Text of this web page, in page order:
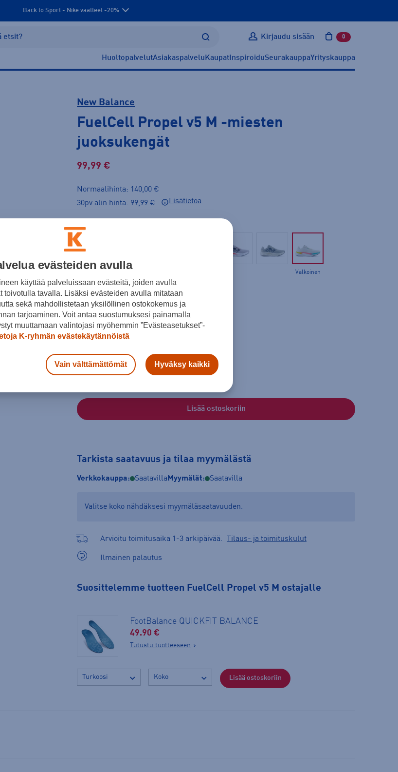
Back to Sport - Nike vaatteet -20%
Kirjaudu sisään 0 tuotetta
HuoltopalvelutAsiakaspalvelu Kaupat InspiroiduSeurakauppaYrityskauppa
New Balance
FuelCell Propel v5 M -miesten
juoksukengät
99,99 €
Normaalihinta: 140,00 €
30pv alin hinta: 99,99 €
Lisätietoa
Väri
Valkoinen
Koko
Kokotaulukko
Lisää ostoskoriin
Tarkista saatavuus ja tilaa myymälästä
Verkkokauppa: Saatavilla Myymälät: Saatavilla
Valitse koko nähdäksesi myymäläsaatavuuden.
Arvioitu toimitusaika 1-3 arkipäivää. Tilaus- ja toimituskulut
Ilmainen palautus
Suosittelemme tuotteen FuelCell Propel v5 M ostajalle
FootBalance QUICKFIT BALANCE
49.90 €
Tutustu tuotteeseen
Lisää ostoskoriin
evästeiden avulla
käyttää palveluissaan evästeitä, joiden avulla
toivotulla tavalla. Lisäksi evästeiden avulla mitataan
sekä mahdollistetaan yksilöllinen ostokokemus ja
tarjoaminen. Voit antaa suostumuksesi painamalla
muuttamaan valintojasi myöhemmin ”Evästeasetukset”-
K-ryhmän evästekäytännöistä
Vain välttämättömät Hyväksy kaikki